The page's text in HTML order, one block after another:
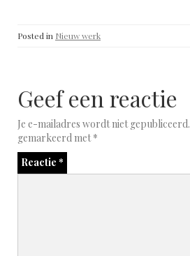
Posted in Nieuw werk
Geef een reactie
Je e-mailadres wordt niet gepubliceerd.
gemarkeerd met*
Reactie *